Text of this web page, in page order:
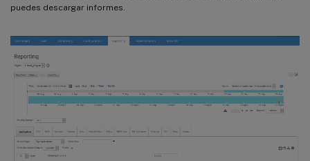
puedes descargar informes.